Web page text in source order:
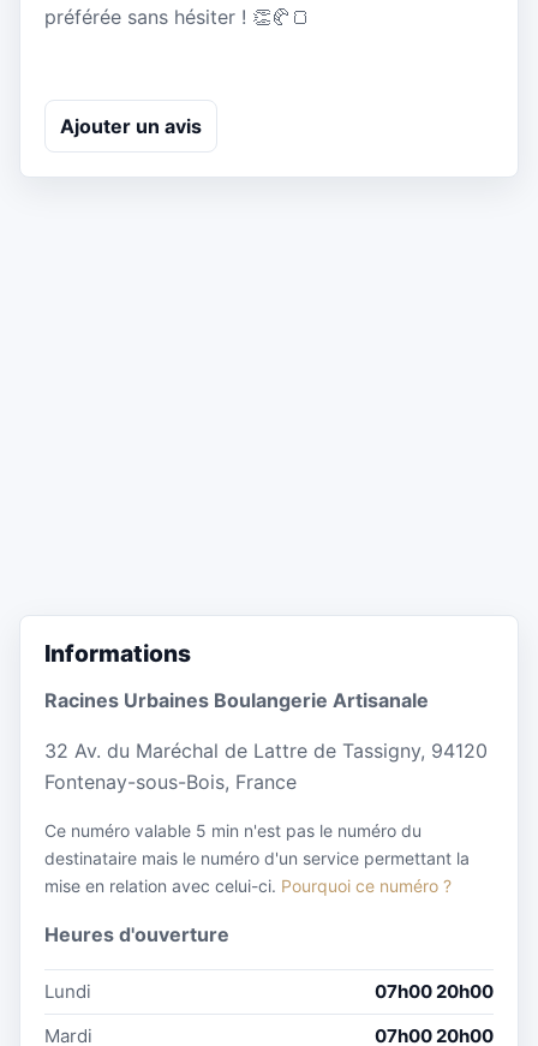
préférée sans hésiter ! 👏🥐🍞
Ajouter un avis
Informations
Racines Urbaines Boulangerie Artisanale
32 Av. du Maréchal de Lattre de Tassigny, 94120
Fontenay-sous-Bois, France
Ce numéro valable 5 min n'est pas le numéro du
destinataire mais le numéro d'un service permettant la
mise en relation avec celui-ci. Pourquoi ce numéro ?
Heures d'ouverture
Lundi
07h00 20h00
Mardi
07h00 20h00